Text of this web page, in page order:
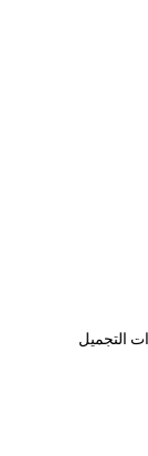
التجميل